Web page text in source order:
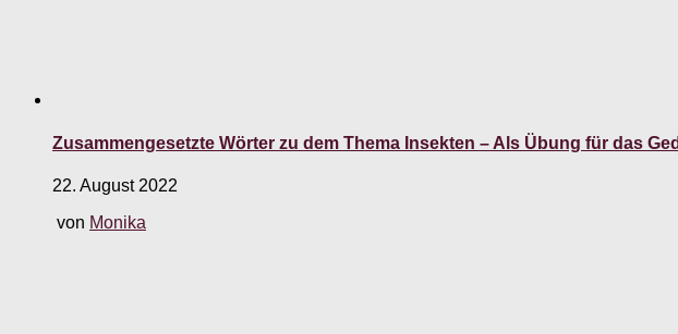
Zusammengesetzte Wörter zu dem Thema Insekten – Als Übung für das
22. August 2022
von Monika